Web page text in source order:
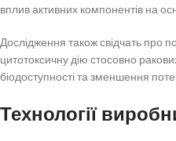
вплив активних компонентів на
Дослідження також свідчать про
цитотоксичну дію стосовно
біодоступності та зменшення
Технології